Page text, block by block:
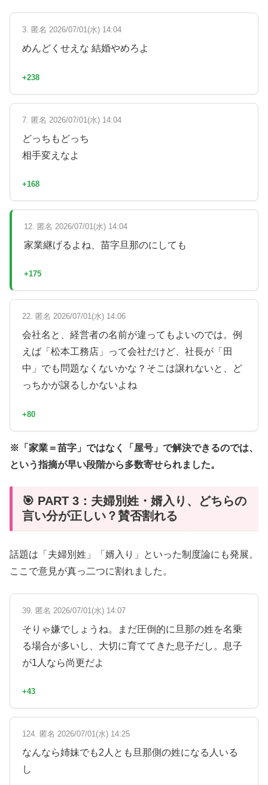
3. 匿名 2026/07/01(水) 14:04
めんどくせえな 結婚やめろよ
+238
7. 匿名 2026/07/01(水) 14:04
どっちもどっち
相手変えなよ
+168
12. 匿名 2026/07/01(水) 14:04
家業継げるよね、苗字旦那のにしても
+175
22. 匿名 2026/07/01(水) 14:06
会社名と、経営者の名前が違ってもよいのでは。例
えば「松本工務店」って会社だけど、社長が「田
中」でも問題なくないかな？そこは譲れないと、ど
っちかが譲るしかないよね
+80
※「家業＝苗字」ではなく「屋号」で解決できるのでは、
という指摘が早い段階から多数寄せられました。
🎯 PART 3：夫婦別姓・婿入り、どちらの
言い分が正しい？賛否割れる
話題は「夫婦別姓」「婿入り」といった制度論にも発展。
ここで意見が真っ二つに割れました。
39. 匿名 2026/07/01(水) 14:07
そりゃ嫌でしょうね。まだ圧倒的に旦那の姓を名乗
る場合が多いし、大切に育ててきた息子だし。息子
が1人なら尚更だよ
+43
124. 匿名 2026/07/01(水) 14:25
なんなら姉妹でも2人とも旦那側の姓になる人いる
し